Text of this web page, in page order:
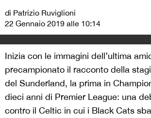
di Patrizio Ruviglioni
22 Gennaio 2019 alle 10:14
Inizia con le immagini dell’ultima
precampionato il racconto della
del Sunderland, la prima in
dieci anni di Premier League: una
contro il Celtic in cui i Black Cats